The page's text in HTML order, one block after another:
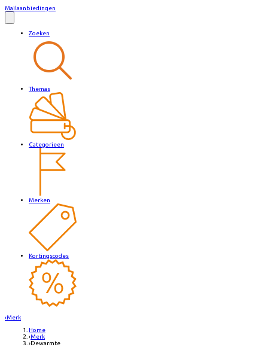
Mailaanbiedingen
Zoeken
Themas
Categorieen
Merken
Kortingscodes
‹Merk
Home
›Merk
›Dewarmte